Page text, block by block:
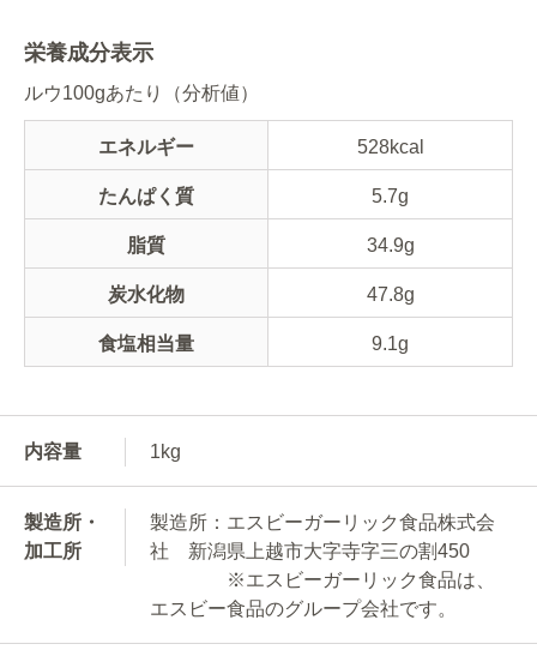
栄養成分表示
ルウ100gあたり（分析値）
エネルギー 528kcal
たんぱく質 5.7g
脂質 34.9g
炭水化物 47.8g
食塩相当量 9.1g
内容量 1kg
製造所・
加工所
製造所：エスビーガーリック食品株式会
社 新潟県上越市大字寺字三の割450
※エスビーガーリック食品は、
エスビー食品のグループ会社です。